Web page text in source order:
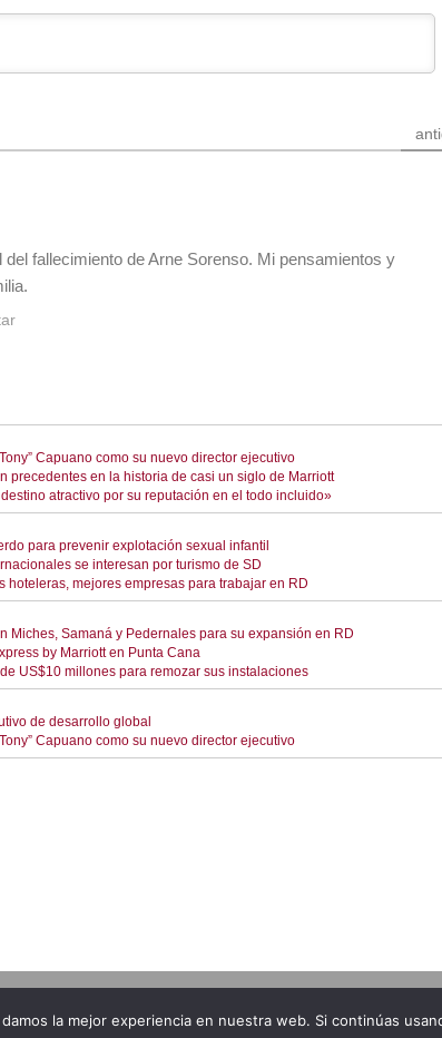
del fallecimiento de Arne Sorenso. Mi pensamientos y
Capuano como su nuevo director ejecutivo
precedentes en la historia de casi un siglo de Marriott
atractivo por su reputación en el todo incluido»
para prevenir explotación sexual infantil
se interesan por turismo de SD
hoteleras, mejores empresas para trabajar en RD
Miches, Samaná y Pedernales para su expansión en RD
by Marriott en Punta Cana
US$10 millones para remozar sus instalaciones
de desarrollo global
Capuano como su nuevo director ejecutivo
la mejor experiencia en nuestra web. Si continúas